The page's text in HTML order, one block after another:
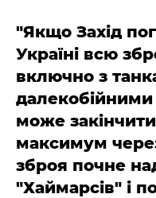
"Якщо Захід
Україні всю
включно з
далекобійними
може
максимум
зброя почне
"Хаймарсів" і